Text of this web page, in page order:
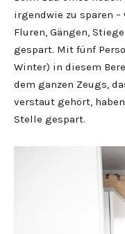
irgendwie zu sparen –
Fluren, Gängen,
gespart. Mit fünf
Winter) in diesem
dem ganzen Zeugs,
verstaut gehört,
Stelle gespart.